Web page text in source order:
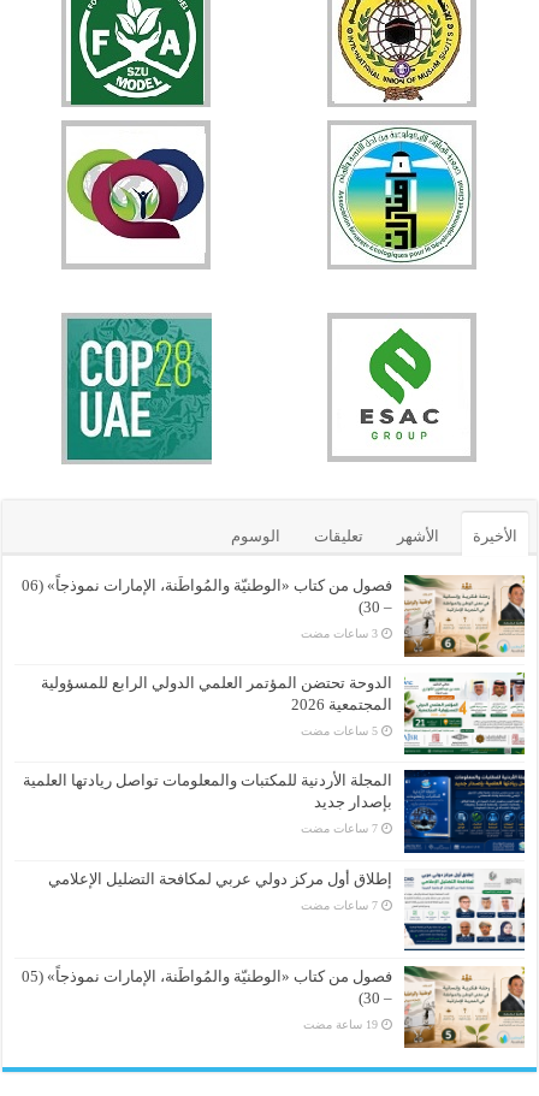
الأخيرة الأشهر تعليقات الوسوم
فصول من كتاب «الوطنيّة والمُواطَنة، الإمارات نموذجاً» (06
– 30)
الدوحة تحتضن المؤتمر العلمي الدولي الرابع للمسؤولية
المجتمعية 2026
المجلة الأردنية للمكتبات والمعلومات تواصل ريادتها العلمية
بإصدار جديد
إطلاق أول مركز دولي عربي لمكافحة التضليل الإعلامي
فصول من كتاب «الوطنيّة والمُواطَنة، الإمارات نموذجاً» (05
– 30)